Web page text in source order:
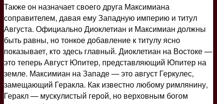
Также он назначает своего друга Максимиана
соправителем, давая ему Западную империю и титул
Августа. Официально Диоклетиан и Максимиан должны
быть равны, но тонкое добавление к титулу ясно
показывает, кто здесь главный. Диоклетиан на Востоке —
это теперь Август Юпитер, представляющий Юпитер на
земле. Максимиан на Западе — это август Геркулес,
замещающий Геракла. Как известно любому римлянину,
Геракл — мускулистый герой, но верховным богом